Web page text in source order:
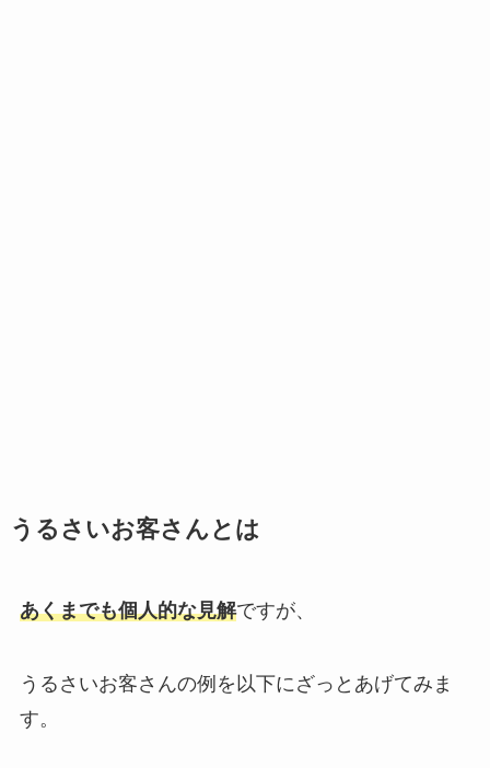
うるさいお客さんとは
あくまでも個人的な見解ですが、
うるさいお客さんの例を以下にざっとあげてみま
す。